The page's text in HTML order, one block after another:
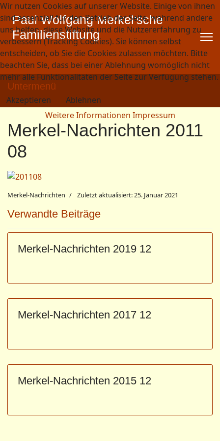
Paul Wolfgang Merkel'sche
Familienstiftung
Untermenü
Merkel-Nachrichten 2011
08
Merkel-Nachrichten Zuletzt aktualisiert: 25. Januar 2021
Verwandte Beiträge
Merkel-Nachrichten 2019 12
Merkel-Nachrichten 2017 12
Merkel-Nachrichten 2015 12
Wir nutzen Cookies auf unserer Website. Einige von ihnen
sind essenziell für den Betrieb der Seite, während andere
uns helfen, diese Website und die Nutzererfahrung zu
verbessern (Tracking Cookies). Sie können selbst
entscheiden, ob Sie die Cookies zulassen möchten. Bitte
beachten Sie, dass bei einer Ablehnung womöglich nicht
mehr alle Funktionalitäten der Seite zur Verfügung stehen.
Akzeptieren
Ablehnen
Weitere Informationen Impressum